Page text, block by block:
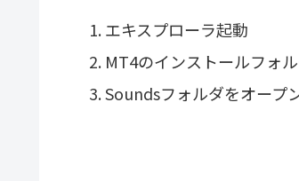
エキスプローラ起動
MT4のインストールフォ
Soundsフォルダをオープ